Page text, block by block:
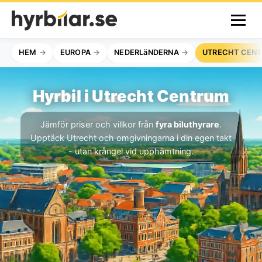
HEM EUROPA NEDERLäNDERNA UTRECHT
Hyrbil i Utrecht Centrum
Jämför priser och villkor från fyra biluthyrare.
Upptäck Utrecht och omgivningarna i din egen takt
- utan krångel vid upphämtning.